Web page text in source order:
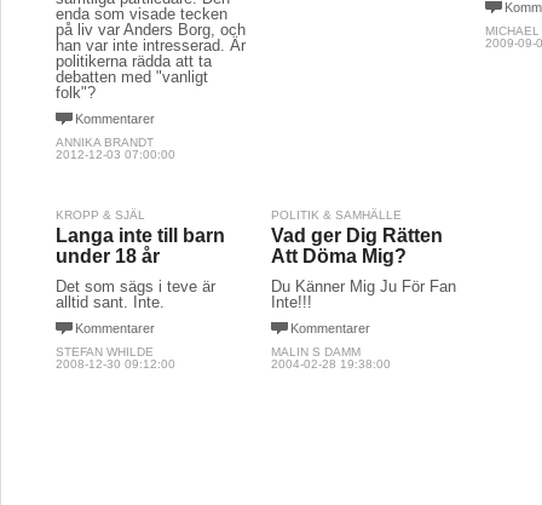
enda som visade tecken
på liv var Anders Borg, och
han var inte intresserad. Är
politikerna rädda att ta
debatten med "vanligt
folk"?
Kommentarer
ANNIKA BRANDT
2012-12-03 07:00:00
2009-09-
KROPP & SJÄL
Langa inte till barn
under 18 år
Det som sägs i teve är
alltid sant. Inte.
Kommentarer
STEFAN WHILDE
2008-12-30 09:12:00
POLITIK & SAMHÄLLE
Vad ger Dig Rätten
Att Döma Mig?
Du Känner Mig Ju För Fan
Inte!!!
Kommentarer
MALIN S DAMM
2004-02-28 19:38:00